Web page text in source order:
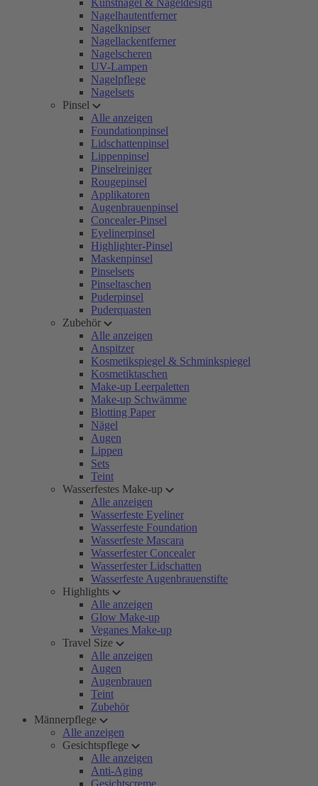
Kunstnägel & Nageldesign
Nagelhautentferner
Nagelknipser
Nagellackentferner
Nagelscheren
UV-Lampen
Nagelpflege
Nagelsets
Pinsel
Alle anzeigen
Foundationpinsel
Lidschattenpinsel
Lippenpinsel
Pinselreiniger
Rougepinsel
Applikatoren
Augenbrauenpinsel
Concealer-Pinsel
Eyelinerpinsel
Highlighter-Pinsel
Maskenpinsel
Pinselsets
Pinseltaschen
Puderpinsel
Puderquasten
Zubehör
Alle anzeigen
Anspitzer
Kosmetikspiegel & Schminkspiegel
Kosmetiktaschen
Make-up Leerpaletten
Make-up Schwämme
Blotting Paper
Nägel
Augen
Lippen
Sets
Teint
Wasserfestes Make-up
Alle anzeigen
Wasserfeste Eyeliner
Wasserfeste Foundation
Wasserfeste Mascara
Wasserfester Concealer
Wasserfester Lidschatten
Wasserfeste Augenbrauenstifte
Highlights
Alle anzeigen
Glow Make-up
Veganes Make-up
Travel Size
Alle anzeigen
Augen
Augenbrauen
Teint
Zubehör
Männerpflege
Alle anzeigen
Gesichtspflege
Alle anzeigen
Anti-Aging
Gesichtscreme